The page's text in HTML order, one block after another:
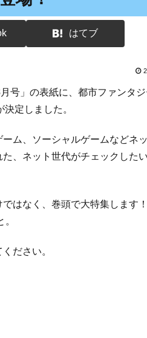
はてブ
号」の表紙に、都市ファンタジ
定しました。
ム、ソーシャルゲームなどネ
、ネット世代がチェックした
はなく、巻頭で大特集します！
ださい。